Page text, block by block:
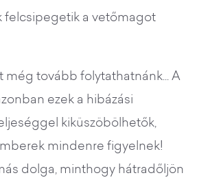
felcsipegetik a vetőmagot
még tovább folytathatnánk... A
ezek a hibázási
kiküszöbölhetők,
mindenre figyelnek!
dolga, minthogy hátradőljön